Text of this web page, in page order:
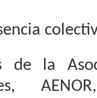
de la
AENOR,